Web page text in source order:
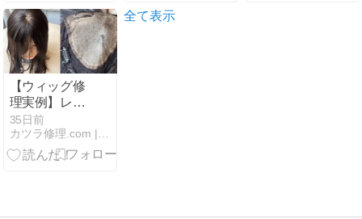
撃と遺伝子の
傷を修復する
究極のメカニ
ズム🌟🧬🧪💉⚕️
【ウィッグ修
理実例】レデ
ィース部分ウ
ィッグ修理
（2026年7月2
35日前
全て表示